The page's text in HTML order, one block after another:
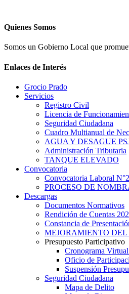
Quienes Somos
Somos un Gobierno Local que
Enlaces de Interés
Grocio Prado
Servicios
Registro Civil
Licencia de
Seguridad Ciudadana
Cuadro Multianual de
AGUA Y DESAGUE
Administración Tributaria
TANQUE ELEVADO
Convocatoria
Convocatoria Laboral N°2
PROCESO DE
Descargas
Documentos Normativos
Rendición de Cuentas
Constancia de
MEJORAMIENTO
Presupuesto Participativo
Cronograma
Oficio de
Suspensión
Seguridad Ciudadana
Mapa de Delito